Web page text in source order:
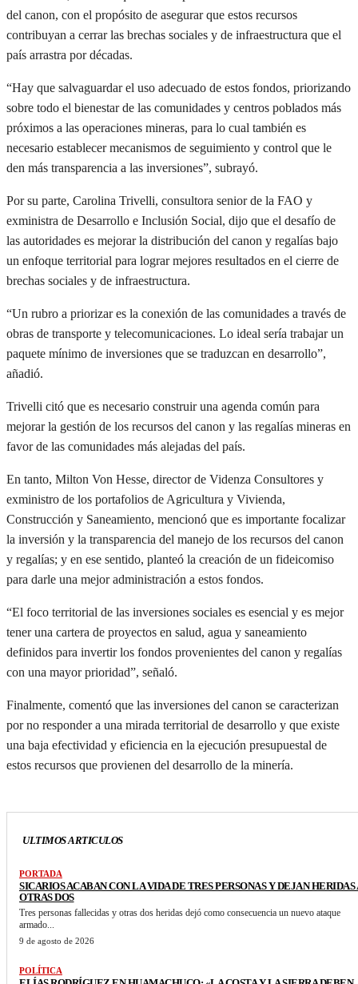
del canon, con el propósito de asegurar que estos recursos
contribuyan a cerrar las brechas sociales y de infraestructura que el
país arrastra por décadas.
“Hay que salvaguardar el uso adecuado de estos fondos, priorizando
sobre todo el bienestar de las comunidades y centros poblados más
próximos a las operaciones mineras, para lo cual también es
necesario establecer mecanismos de seguimiento y control que le
den más transparencia a las inversiones”, subrayó.
Por su parte, Carolina Trivelli, consultora senior de la FAO y
exministra de Desarrollo e Inclusión Social, dijo que el desafío de
las autoridades es mejorar la distribución del canon y regalías bajo
un enfoque territorial para lograr mejores resultados en el cierre de
brechas sociales y de infraestructura.
“Un rubro a priorizar es la conexión de las comunidades a través de
obras de transporte y telecomunicaciones. Lo ideal sería trabajar un
paquete mínimo de inversiones que se traduzcan en desarrollo”,
añadió.
Trivelli citó que es necesario construir una agenda común para
mejorar la gestión de los recursos del canon y las regalías mineras en
favor de las comunidades más alejadas del país.
En tanto, Milton Von Hesse, director de Videnza Consultores y
exministro de los portafolios de Agricultura y Vivienda,
Construcción y Saneamiento, mencionó que es importante focalizar
la inversión y la transparencia del manejo de los recursos del canon
y regalías; y en ese sentido, planteó la creación de un fideicomiso
para darle una mejor administración a estos fondos.
“El foco territorial de las inversiones sociales es esencial y es mejor
tener una cartera de proyectos en salud, agua y saneamiento
definidos para invertir los fondos provenientes del canon y regalías
con una mayor prioridad”, señaló.
Finalmente, comentó que las inversiones del canon se caracterizan
por no responder a una mirada territorial de desarrollo y que existe
una baja efectividad y eficiencia en la ejecución presupuestal de
estos recursos que provienen del desarrollo de la minería.
ULTIMOS ARTICULOS
PORTADA
SICARIOS ACABAN CON LA VIDA DE TRES PERSONAS Y DEJAN HERIDAS
OTRAS DOS
Tres personas fallecidas y otras dos heridas dejó como consecuencia un nuevo ataque
armado...
9 de agosto de 2026
POLÍTICA